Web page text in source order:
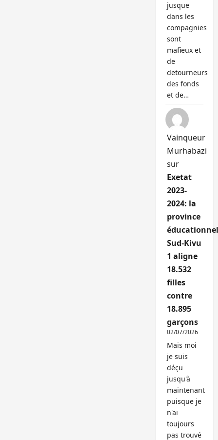
jusque
dans les
compagnies
sont
mafieux et
de
detourneurs
des fonds
et de…
Vainqueur
Murhabazi
sur
Exetat
2023-
2024: la
province
Sud-Kivu
1 aligne
18.532
filles
contre
18.895
garçons
02/07/2026
Mais moi
je suis
déçu
jusqu'à
maintenant
puisque je
n'ai
toujours
pas trouvé